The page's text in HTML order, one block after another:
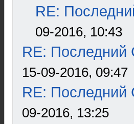
RE:
09-2016, 10:43
RE: Последний
15-09-2016, 09:47
RE: Последний
09-2016, 13:25